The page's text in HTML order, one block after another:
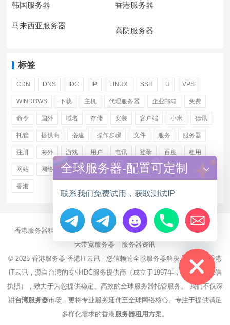
韩国服务器 香港服务器
马来西亚服务器
高防服务器
标签
CDN DNS IDC IP LINUX SSH U VPS
WINDOWS 下载 主机 代理服务器 企业邮箱 免费
命令 国外 域名 存储 安装 客户端 小米 德讯
托管 提供商 搭建 操作步骤 文件 服务 服务器
注册 海外 游戏 用户 电讯 登录 百度 租用
网站 网络 腾讯 虚拟主机 证书 配置 阿里
香港
香港服务器租用 海外CN2服务器 站群多IP服务器
海外云服务器
大带宽服务器
服务器资讯
© 2025 香港服务器 香港IT云讯 - 您信赖的全球服务器解决方案伙伴 香港
IT云讯，源自台湾的专业IDC服务提供商（成立于1997年，持有NCC电信
执照），致力于为您提供稳定、高效的全球服务器托管服务。 我们不仅深
耕台湾服务器市场，更将专业服务延伸至全球网络核心。专注于提供满足
多样化需求的香港服务器租用方案。
Hide chaty
全球服务器-配置可定制
联系我们免费试用，获取测试IP